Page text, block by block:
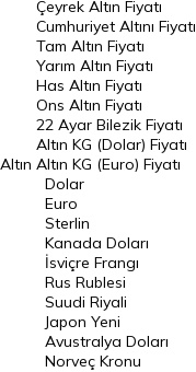
Endeksler
DÖVİZ
Döviz Kuru
Dolar Kuru
Euro Kuru
Pound Kuru
Frank Kuru
Riyal Kuru
Avustralya Doları
Danimarka Kronu Kuru
Altın
Çeyrek Altın Fiyatı
Cumhuriyet Altını Fiyatı
Tam Altın Fiyatı
Yarım Altın Fiyatı
Has Altın Fiyatı
Ons Altın Fiyatı
22 Ayar Bilezik Fiyatı
Altın KG (Dolar) Fiyatı
Altın KG (Euro) Fiyatı
Dolar
Euro
Sterlin
Kanada Doları
İsviçre Frangı
Rus Rublesi
Suudi Riyali
Japon Yeni
Avustralya Doları
Norveç Kronu